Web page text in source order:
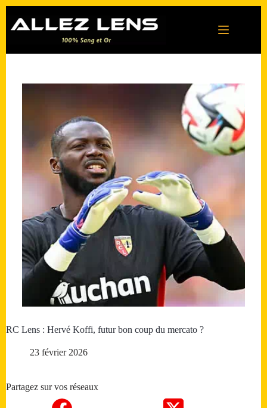
contenu
RC Lens : Hervé Koffi, futur bon coup du mercato ?
23 février 2026
Partagez sur vos réseaux